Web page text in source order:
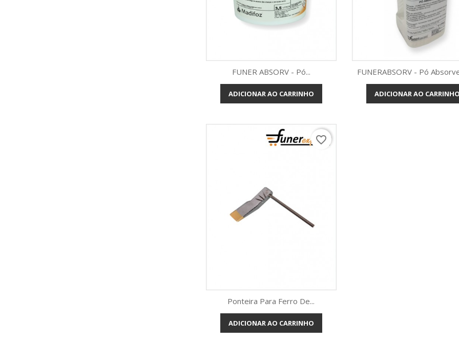
Vista rápida
FUNER ABSORV - Pó...
ADICIONAR AO CARRINHO Vista rápida
FUNERABSORV - Pó
ADICIONAR AO CARRINHO
Vista rápida
Ponteira Para Ferro De...
ADICIONAR AO CARRINHO
favorite_border